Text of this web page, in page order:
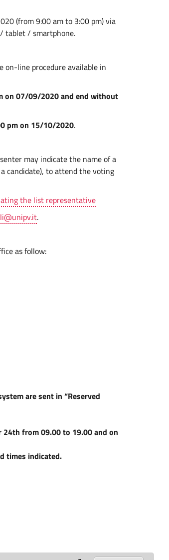
(from 9:00 am to 3:00 pm) via
tablet / smartphone.
on-line procedure available in
on 07/09/2020 and end without
pm on 15/10/2020.
may indicate the name of a
candidate), to attend the voting
the list representative
.
as follow:
are sent in “Reserved
24th from 09.00 to 19.00 and on
times indicated.